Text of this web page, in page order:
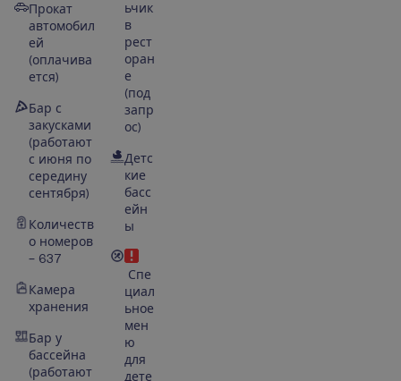
Прокат
автомобил
ей
(оплачива
ется)
Бар с
закусками
(работают
с июня по
середину
сентября)
Количеств
о номеров
– 637
Камера
хранения
Бар у
бассейна
(работают
ьчик
в
рест
оран
е
(под
запр
ос)
Детс
кие
басс
ейн
ы
Спе
циал
ьное
мен
ю
для
дете